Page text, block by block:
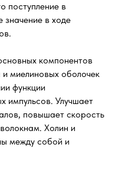
поступление в
значение в ходе
компонентов
миелиновых оболочек
функции
импульсов. Улучшает
повышает скорость
Холин и
между собой и